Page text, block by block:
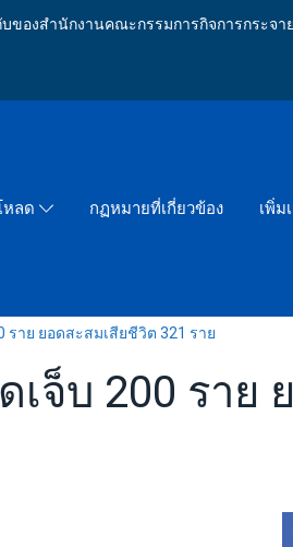
ของสำนักงานคณะกรรมการกิจการกระจ
หลด กฏหมายที่เกี่ยวข้อง เพิ่ม
ราย ยอดสะสมเสียชีวิต 321 ราย
จ็บ 200 ราย